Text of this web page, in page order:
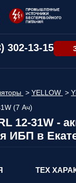
302-13-15
> YELLOW >
(7 Ач)
12-31W -
ИБП в
ТЕХ